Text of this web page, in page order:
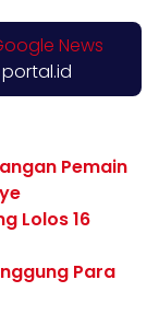
News
portal.id
Pemain
Lolos 16
Para